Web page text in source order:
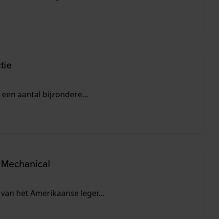
aantal bijzondere...
het Amerikaanse leger...